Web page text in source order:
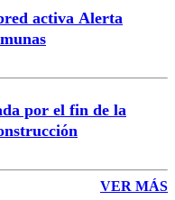
activa Alerta
por el fin de la
VER MÁS